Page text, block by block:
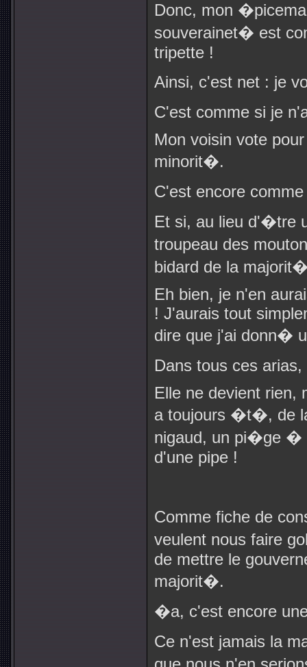
Donc, mon
souverainet� est
tripette !
Ainsi, c'est net : je
C'est comme si je
Mon voisin vote
minorit�.
C'est encore
Et si, au lieu d'�tre
troupeau des
bidard de la
Eh bien, je n'en
! J'aurais tout
dire que j'ai donn�
Dans tous ces
Elle ne devient rien,
a toujours �t�, de
nigaud, un pi�ge �
d'une pipe !
Comme fiche de
veulent nous faire
de mettre le
majorit�.
�a, c'est encore
Ce n'est jamais la